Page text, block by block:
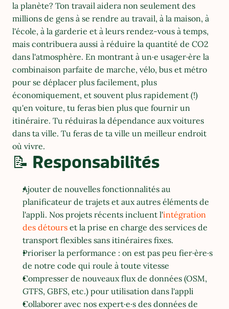
la planète? Ton travail aidera non seulement des
millions de gens à se rendre au travail, à la maison, à
l'école, à la garderie et à leurs rendez-vous à temps,
mais contribuera aussi à réduire la quantité de CO2
dans l'atmosphère. En montrant à un·e usager·ère la
combinaison parfaite de marche, vélo, bus et métro
pour se déplacer plus facilement, plus
économiquement, et souvent plus rapidement (!)
qu'en voiture, tu feras bien plus que fournir un
itinéraire. Tu réduiras la dépendance aux voitures
dans ta ville. Tu feras de ta ville un meilleur endroit
où vivre.
📝 Responsabilités
Ajouter de nouvelles fonctionnalités au
planificateur de trajets et aux autres éléments de
l'appli. Nos projets récents incluent l'intégration
des détours et la prise en charge des services de
transport flexibles sans itinéraires fixes.
Prioriser la performance : on est pas peu fier·ère·s
de notre code qui roule à toute vitesse
Compresser de nouveaux flux de données (OSM,
GTFS, GBFS, etc.) pour utilisation dans l'appli
Collaborer avec nos expert·e·s des données de